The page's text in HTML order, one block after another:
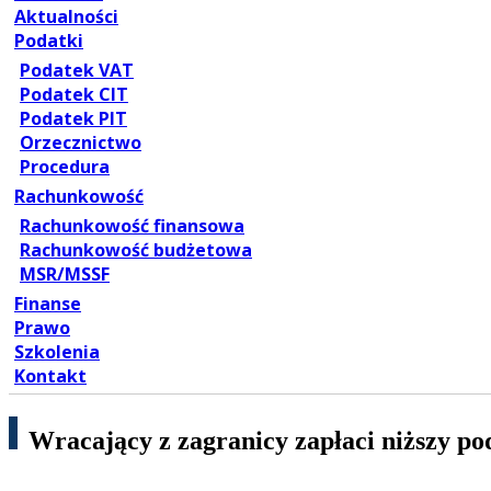
Aktualności
Podatki
Podatek VAT
Podatek CIT
Podatek PIT
Orzecznictwo
Procedura
Rachunkowość
Rachunkowość finansowa
Rachunkowość budżetowa
MSR/MSSF
Finanse
Prawo
Szkolenia
Kontakt
Wracający z zagranicy zapłaci niższy